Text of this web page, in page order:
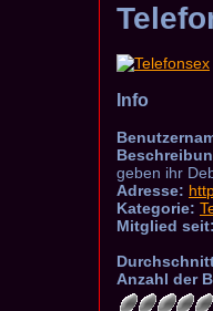
Info
geben ihr
Adresse:
Kategorie:
Mitglied seit:
Anzahl der